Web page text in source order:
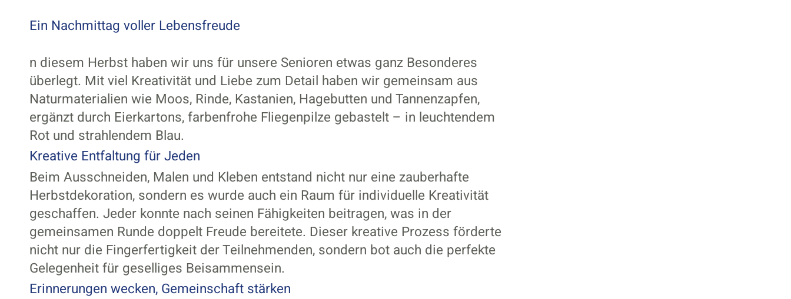
Ein Nachmittag voller Lebensfreude
n diesem Herbst haben wir uns für unsere Senioren etwas ganz Besonderes
überlegt. Mit viel Kreativität und Liebe zum Detail haben wir gemeinsam aus
Naturmaterialien wie Moos, Rinde, Kastanien, Hagebutten und Tannenzapfen,
ergänzt durch Eierkartons, farbenfrohe Fliegenpilze gebastelt – in leuchtendem
Rot und strahlendem Blau.
Kreative Entfaltung für Jeden
Beim Ausschneiden, Malen und Kleben entstand nicht nur eine zauberhafte
Herbstdekoration, sondern es wurde auch ein Raum für individuelle Kreativität
geschaffen. Jeder konnte nach seinen Fähigkeiten beitragen, was in der
gemeinsamen Runde doppelt Freude bereitete. Dieser kreative Prozess förderte
nicht nur die Fingerfertigkeit der Teilnehmenden, sondern bot auch die perfekte
Gelegenheit für geselliges Beisammensein.
Erinnerungen wecken, Gemeinschaft stärken